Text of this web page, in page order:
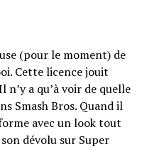
(pour le moment) de
Cette licence jouit
a qu’à voir de quelle
Smash Bros. Quand il
avec un look tout
dévolu sur Super